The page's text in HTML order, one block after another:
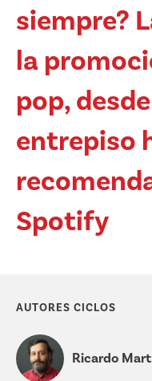
siempre?
la
pop,
entrepiso
Spotify
AUTORES CICLOS
Ricardo